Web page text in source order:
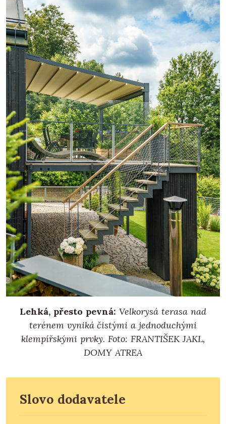
Lehká, přesto pevná: Velkorysá terasa nad
terénem vyniká čistými a jednoduchými
klempířskými prvky. Foto: FRANTIŠEK JAKL,
DOMY ATREA
Slovo dodavatele